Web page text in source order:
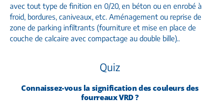
avec tout type de finition en 0/20, en béton ou en enrobé à
froid, bordures, caniveaux, etc. Aménagement ou reprise de
zone de parking infiltrants (fourniture et mise en place de
couche de calcaire avec compactage au double bille)..
Quiz
Connaissez-vous la signification des couleurs des
fourreaux VRD ?
Electricité / Vert = Télécommunications